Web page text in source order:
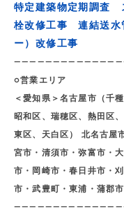
特定建築物定期調査
栓改修工事 連結送水
ー）改修工事
○営業エリア
＜愛知県＞名古屋市（千
昭和区、瑞穂区、熱田区
東区、天白区） 北名古屋
宮市・清須市・弥富市・
市・岡崎市・春日井市・
市・武豊町・東浦・蒲郡